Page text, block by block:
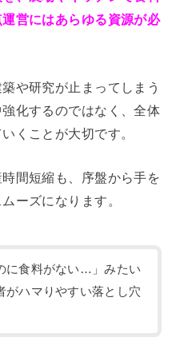
営にはあらゆる資源が必
や研究が止まってしまう
化するのではなく、全体
くことが大切です。
間短縮も、序盤から手を
ーズになります。
に食料がない…」みたい
がハマりやすい落とし穴